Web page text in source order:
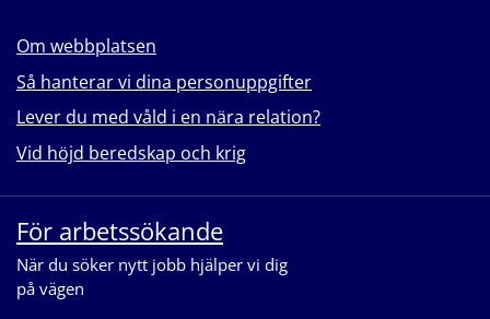
Om webbplatsen
Så hanterar vi dina personuppgifter
Lever du med våld i en nära relation?
Vid höjd beredskap och krig
För arbetssökande
När du söker nytt jobb hjälper vi dig
på vägen